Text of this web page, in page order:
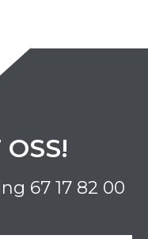
67 17 82 00